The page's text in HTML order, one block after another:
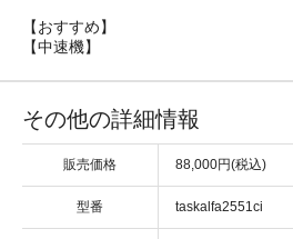
【おすすめ】
【中速機】
その他の詳細情報
販売価格 88,000円(税込)
型番 taskalfa2551ci